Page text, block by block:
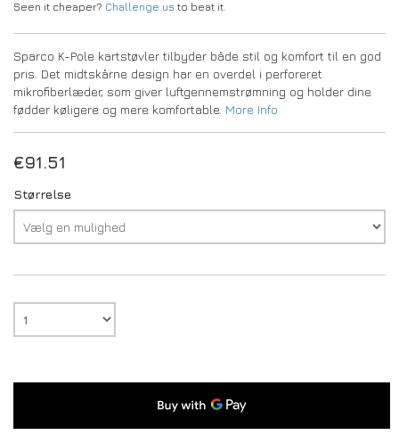
Seen it cheaper? Challenge us to beat it.
Sparco K-Pole kartstøvler tilbyder både stil og komfort til en god
pris. Det midtskårne design har en overdel i perforeret
mikrofiberlæder, som giver luftgennemstrømning og holder dine
fødder køligere og mere komfortable. More Info
€91.51
Størrelse